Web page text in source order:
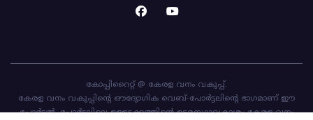
കോപ്പിറൈറ്റ് @ കേരള വനം വകുപ്പ്.
കേരള വനം വകുപ്പിന്റെ ഔദ്യോഗിക വെബ്-പോർട്ടലിന്റെ ഭാഗമാണ് ഈ
പോർട്ടൽ. പോർട്ടലിലെ ഉള്ളടക്കത്തിന്റെ ഉടമസ്ഥാവകാശം കേരള വനം